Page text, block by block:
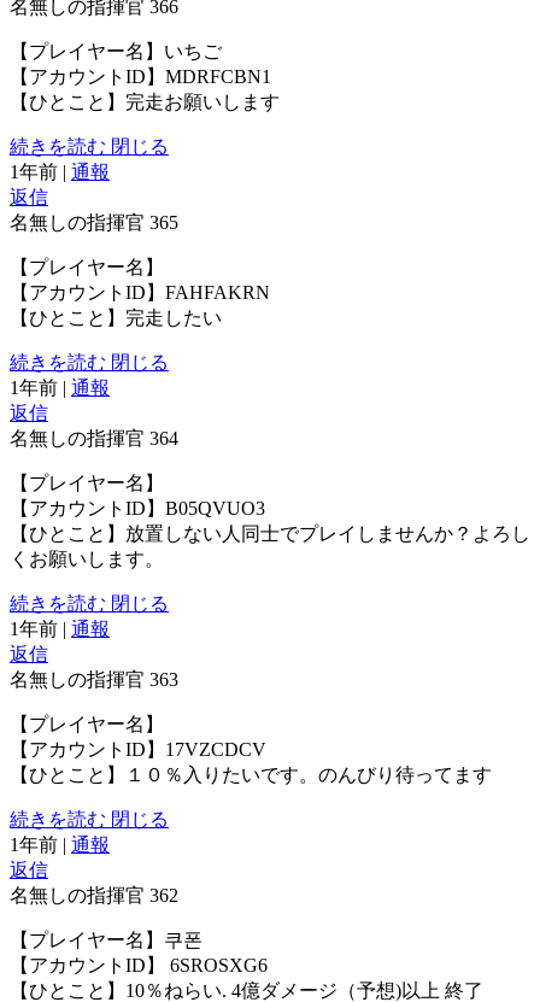
名無しの指揮官 366
【プレイヤー名】いちご
【アカウントID】MDRFCBN1
【ひとこと】完走お願いします
続きを読む 閉じる
1年前 | 通報
返信
名無しの指揮官 365
【プレイヤー名】
【アカウントID】FAHFAKRN
【ひとこと】完走したい
続きを読む 閉じる
1年前 | 通報
返信
名無しの指揮官 364
【プレイヤー名】
【アカウントID】B05QVUO3
【ひとこと】放置しない人同士でプレイしませんか？よろし
くお願いします。
続きを読む 閉じる
1年前 | 通報
返信
名無しの指揮官 363
【プレイヤー名】
【アカウントID】17VZCDCV
【ひとこと】１０％入りたいです。のんびり待ってます
続きを読む 閉じる
1年前 | 通報
返信
名無しの指揮官 362
【プレイヤー名】쿠폰
【アカウントID】 6SROSXG6
【ひとこと】10％ねらい. 4億ダメージ（予想)以上 終了